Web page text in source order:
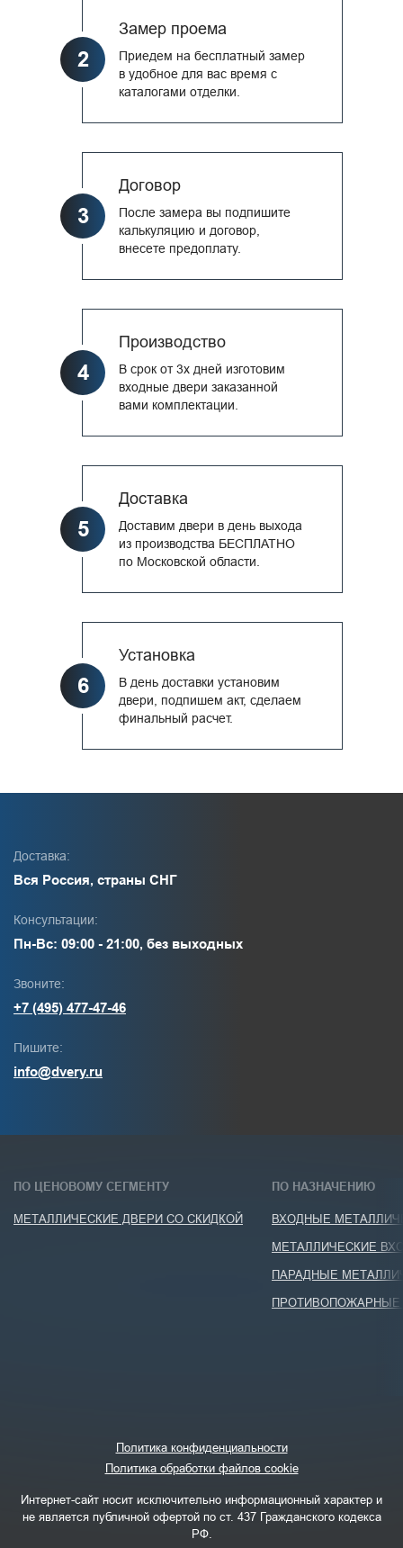
2
Замер проема
Приедем на бесплатный замер
в удобное для вас время с
каталогами отделки.
3
Договор
После замера вы подпишите
калькуляцию и договор,
внесете предоплату.
4
Производство
В срок от 3х дней изготовим
входные двери заказанной
вами комплектации.
5
Доставка
Доставим двери в день выхода
из производства БЕСПЛАТНО
по Московской области.
6
Установка
В день доставки установим
двери, подпишем акт, сделаем
финальный расчет.
Доставка:
Вся Россия, страны СНГ
Консультации:
Пн-Вс: 09:00 - 21:00, без выходных
Звоните:
+7 (495) 477-47-46
Пишите:
info@dvery.ru
ПО ЦЕНОВОМУ СЕГМЕНТУ
МЕТАЛЛИЧЕСКИЕ ДВЕРИ СО СКИДКОЙ
ПО НАЗНАЧЕНИЮ
ВХОДНЫЕ
МЕТАЛЛИЧЕСКИЕ
ПАРАДНЫЕ
ПРОТИВОПОЖАРНЫЕ
Политика конфиденциальности
Политика обработки файлов cookie
Интернет-сайт носит исключительно информационный характер и
не является публичной офертой по ст. 437 Гражданского кодекса
РФ.